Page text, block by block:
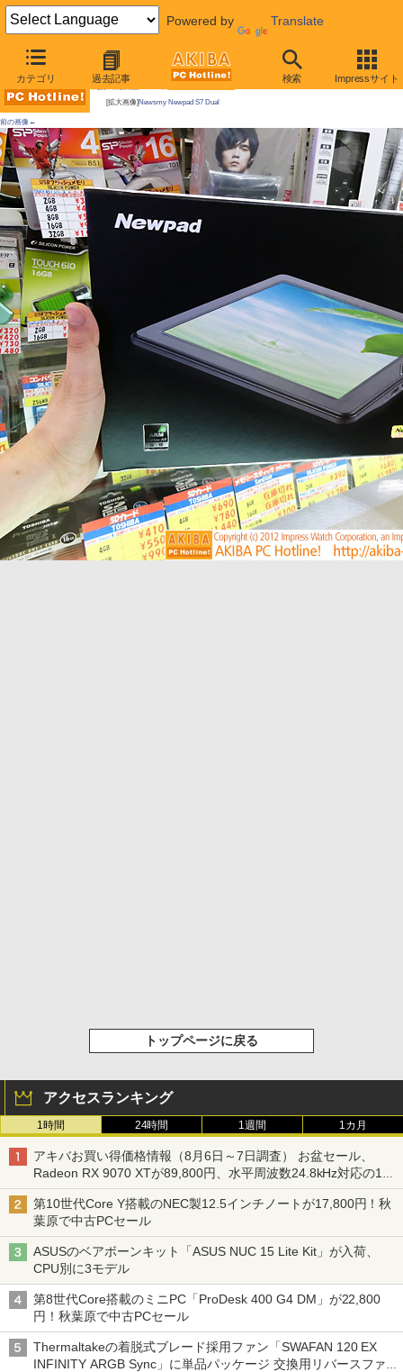
Powered by Translate
カテゴリ 過去記事 検索 Impressサイト
AKIBA PC Hotline!
[拡大画像] Newsmy Newpad S7 Dual
前の画像←
トップページに戻る
アクセスランキング
1時間 24時間 1週間 1カ月
アキバお買い得価格情報（8月6日～7日調査） お盆セール、
Radeon RX 9070 XTが89,800円、水平周波数24.8kHz対応の17
型モニターが9,801円、暑さ指数連動セール ほか
第10世代Core Y搭載のNEC製12.5インチノートが17,800円！秋
葉原で中古PCセール
ASUSのベアボーンキット「ASUS NUC 15 Lite Kit」が入荷、
CPU別に3モデル
第8世代Core搭載のミニPC「ProDesk 400 G4 DM」が22,800
円！秋葉原で中古PCセール
Thermaltakeの着脱式ブレード採用ファン「SWAFAN 120 EX
INFINITY ARGB Sync」に単品パッケージ 交換用リバースファ